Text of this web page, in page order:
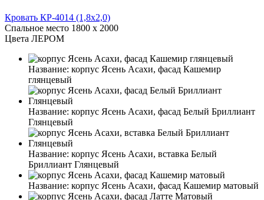
Кровать КР-4014 (1,8x2,0)
Спальное место 1800 x 2000
Цвета ЛЕРОМ
Название: корпус Ясень Асахи, фасад Кашемир
глянцевый
Название: корпус Ясень Асахи, фасад Белый Бриллиант
Глянцевый
Название: корпус Ясень Асахи, вставка Белый
Бриллиант Глянцевый
Название: корпус Ясень Асахи, фасад Кашемир матовый